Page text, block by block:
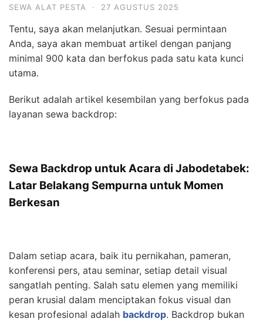
SEWA ALAT PESTA · 27 AGUSTUS 2025
Tentu, saya akan melanjutkan. Sesuai permintaan
Anda, saya akan membuat artikel dengan panjang
minimal 900 kata dan berfokus pada satu kata kunci
utama.
Berikut adalah artikel kesembilan yang berfokus pada
layanan sewa backdrop:
Sewa Backdrop untuk Acara di Jabodetabek:
Latar Belakang Sempurna untuk Momen
Berkesan
Dalam setiap acara, baik itu pernikahan, pameran,
konferensi pers, atau seminar, setiap detail visual
sangatlah penting. Salah satu elemen yang memiliki
peran krusial dalam menciptakan fokus visual dan
kesan profesional adalah backdrop. Backdrop bukan